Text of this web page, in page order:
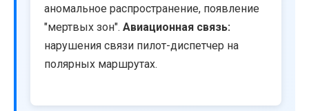
аномальное распространение, появление
"мертвых зон". Авиационная связь:
нарушения связи пилот-диспетчер на
полярных маршрутах.